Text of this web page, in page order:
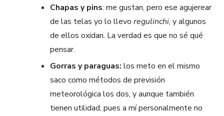
Chapas y pins: me gustan, pero ese agujerear
de las telas yo lo llevo regulinchi, y algunos
de ellos oxidan. La verdad es que no sé qué
pensar.
Gorras y paraguas: los meto en el mismo
saco como métodos de previsión
meteorológica los dos, y aunque también
tienen utilidad, pues a mí personalmente no